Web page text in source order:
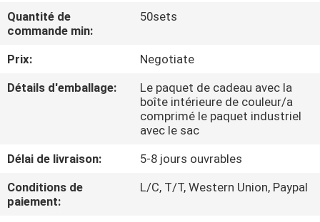
VISITE
D'USINE
CONTRÔLE
CONTACTEZ-
NOUS
Quantité de
commande min:
50sets
Prix:
Negotiate
Détails d'emballage:
Le paquet de cadeau avec la
boîte intérieure de couleur/a
comprimé le paquet industriel
avec le sac
Délai de livraison:
5-8 jours ouvrables
Conditions de
paiement:
L/C, T/T, Western Union, Paypal